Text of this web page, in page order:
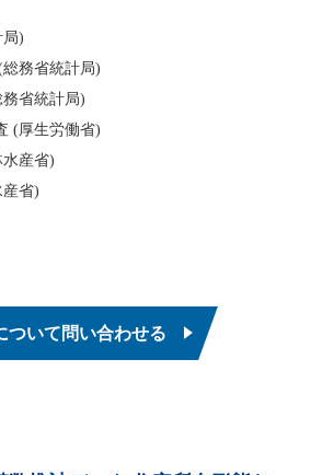
局)
務省統計局)
省統計局)
(厚生労働省)
産省)
省)
ついて問い合わせる